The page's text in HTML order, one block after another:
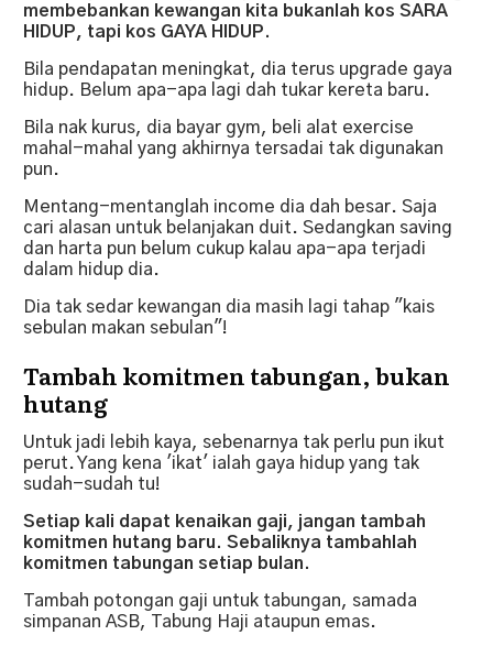
membebankan kewangan kita bukanlah kos SARA
HIDUP, tapi kos GAYA HIDUP.
Bila pendapatan meningkat, dia terus upgrade gaya
hidup. Belum apa-apa lagi dah tukar kereta baru.
Bila nak kurus, dia bayar gym, beli alat exercise
mahal-mahal yang akhirnya tersadai tak digunakan
pun.
Mentang-mentanglah income dia dah besar. Saja
cari alasan untuk belanjakan duit. Sedangkan saving
dan harta pun belum cukup kalau apa-apa terjadi
dalam hidup dia.
Dia tak sedar kewangan dia masih lagi tahap "kais
sebulan makan sebulan"!
Tambah komitmen tabungan, bukan
hutang
Untuk jadi lebih kaya, sebenarnya tak perlu pun ikut
perut. Yang kena 'ikat' ialah gaya hidup yang tak
sudah-sudah tu!
Setiap kali dapat kenaikan gaji, jangan tambah
komitmen hutang baru. Sebaliknya tambahlah
komitmen tabungan setiap bulan.
Tambah potongan gaji untuk tabungan, samada
simpanan ASB, Tabung Haji ataupun emas.